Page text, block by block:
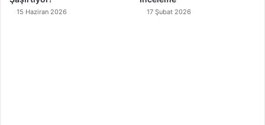
15 Haziran 2026 17 Şubat 2026